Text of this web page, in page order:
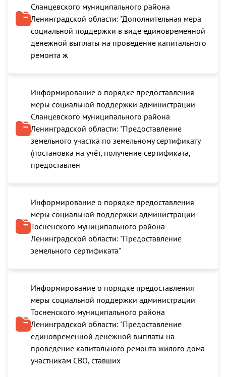
Сланцевского муниципального района
Ленинградской области: "Дополнительная мера
социальной поддержки в виде единовременной
денежной выплаты на проведение капитального
ремонта ж
Информирование о порядке предоставления
меры социальной поддержки администрации
Сланцевского муниципального района
Ленинградской области: "Предоставление
земельного участка по земельному сертификату
(постановка на учёт, получение сертификата,
предоставлен
Информирование о порядке предоставления
меры социальной поддержки администрации
Тосненского муниципального района
Ленинградской области: "Предоставление
земельного сертификата"
Информирование о порядке предоставления
меры социальной поддержки администрации
Тосненского муниципального района
Ленинградской области: "Предоставление
единовременной денежной выплаты на
проведение капитального ремонта жилого дома
участникам СВО, ставших